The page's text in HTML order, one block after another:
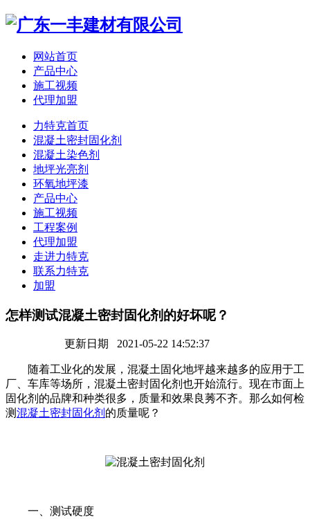
网站首页
产品中心
施工视频
代理加盟
力特克首页
混凝土密封固化剂
混凝土染色剂
地坪光亮剂
环氧地坪漆
产品中心
施工视频
工程案例
代理加盟
走进力特克
联系力特克
加盟
怎样测试混凝土密封固化剂的好坏呢？
更新日期 2021-05-22 14:52:37
随着工业化的发展，混凝土固化地坪越来越多的应用于工
厂、车库等场所，混凝土密封固化剂也开始流行。现在市面上
固化剂的品牌和种类很多，质量和效果良莠不齐。那么如何检
测混凝土密封固化剂 的质量呢？
一、测试硬度